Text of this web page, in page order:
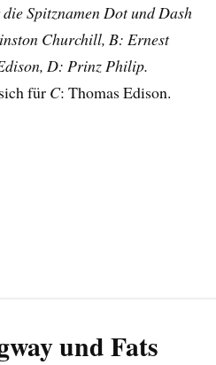
Spitznamen Dot und Dash
Churchill, B: Ernest
D: Prinz Philip.
für C: Thomas Edison.
und Fats